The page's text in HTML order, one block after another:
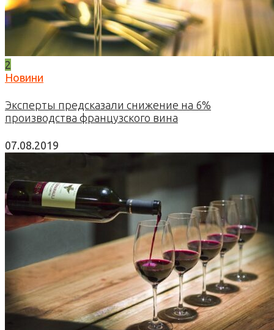
2
Новини
Эксперты предсказали снижение на 6%
производства французского вина
07.08.2019